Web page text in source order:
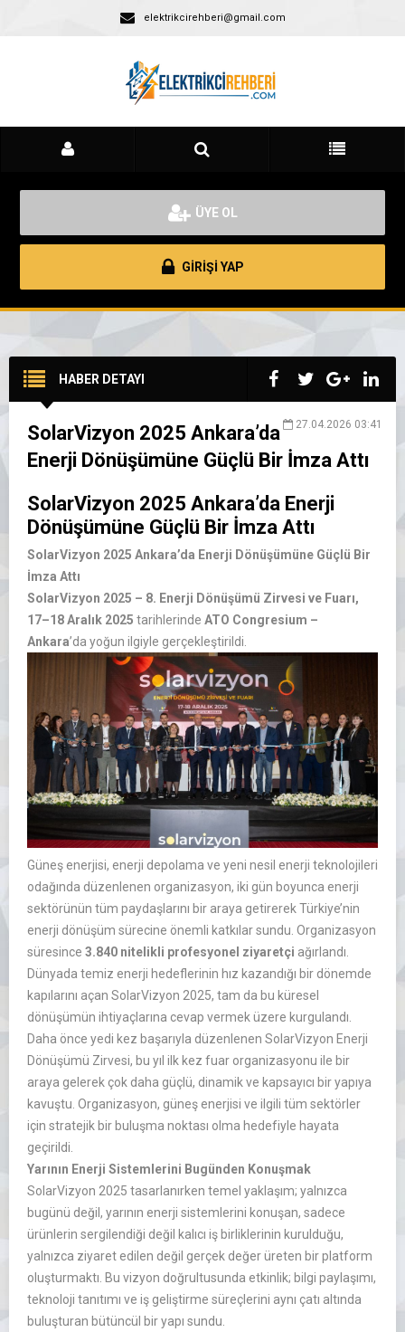
elektrikcirehberi@gmail.com
ÜYE OL
GİRİŞİ YAP
HABER DETAYI
27.04.2026 03:41
SolarVizyon 2025 Ankara’da
Enerji Dönüşümüne Güçlü Bir İmza Attı
SolarVizyon 2025 Ankara’da Enerji
Dönüşümüne Güçlü Bir İmza Attı
SolarVizyon 2025 Ankara’da Enerji Dönüşümüne Güçlü Bir
İmza Attı
SolarVizyon 2025 – 8. Enerji Dönüşümü Zirvesi ve Fuarı,
17–18 Aralık 2025 tarihlerinde ATO Congresium –
Ankara’da yoğun ilgiyle gerçekleştirildi.
Güneş enerjisi, enerji depolama ve yeni nesil enerji teknolojileri
odağında düzenlenen organizasyon, iki gün boyunca enerji
sektörünün tüm paydaşlarını bir araya getirerek Türkiye’nin
enerji dönüşüm sürecine önemli katkılar sundu. Organizasyon
süresince 3.840 nitelikli profesyonel ziyaretçi ağırlandı.
Dünyada temiz enerji hedeflerinin hız kazandığı bir dönemde
kapılarını açan SolarVizyon 2025, tam da bu küresel
dönüşümün ihtiyaçlarına cevap vermek üzere kurgulandı.
Daha önce yedi kez başarıyla düzenlenen SolarVizyon Enerji
Dönüşümü Zirvesi, bu yıl ilk kez fuar organizasyonu ile bir
araya gelerek çok daha güçlü, dinamik ve kapsayıcı bir yapıya
kavuştu. Organizasyon, güneş enerjisi ve ilgili tüm sektörler
için stratejik bir buluşma noktası olma hedefiyle hayata
geçirildi.
Yarının Enerji Sistemlerini Bugünden Konuşmak
SolarVizyon 2025 tasarlanırken temel yaklaşım; yalnızca
bugünü değil, yarının enerji sistemlerini konuşan, sadece
ürünlerin sergilendiği değil kalıcı iş birliklerinin kurulduğu,
yalnızca ziyaret edilen değil gerçek değer üreten bir platform
oluşturmaktı. Bu vizyon doğrultusunda etkinlik; bilgi paylaşımı,
teknoloji tanıtımı ve iş geliştirme süreçlerini aynı çatı altında
buluşturan bütüncül bir yapı sundu.